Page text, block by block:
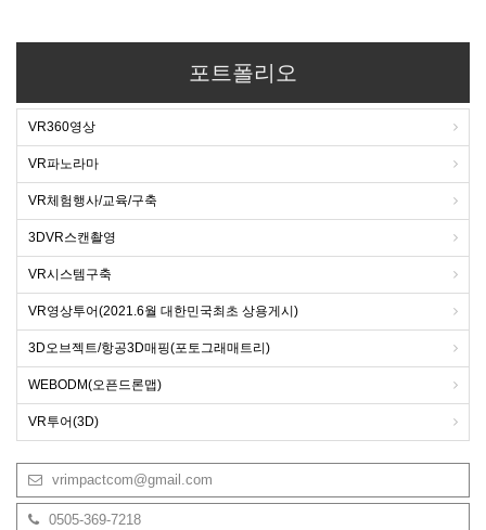
포트폴리오
VR360영상
VR파노라마
VR체험행사/교육/구축
3DVR스캔촬영
VR시스템구축
VR영상투어(2021.6월 대한민국최초 상용게시)
3D오브젝트/항공3D매핑(포토그래매트리)
WEBODM(오픈드론맵)
VR투어(3D)
vrimpactcom@gmail.com
0505-369-7218